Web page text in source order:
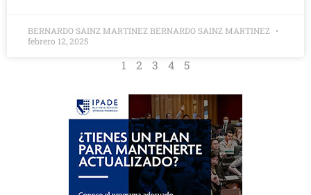
BERNARDO SAINZ MARTINEZ BERNARDO SAINZ MARTINEZ
febrero 12, 2025
1 2 3 4 5